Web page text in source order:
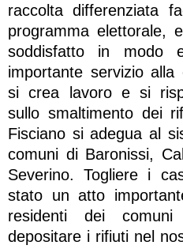
raccolta differenziata
programma elettorale,
soddisfatto in modo
importante servizio
si crea lavoro e si
sullo smaltimento dei
Fisciano si adegua al
comuni di Baronissi,
Severino. Togliere i
stato un atto
residenti dei
depositare i rifiuti nel